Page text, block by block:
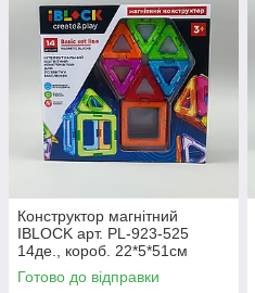
Конструктор магнітний
IBLOCK арт. PL-923-525
14де., короб. 22*5*51см
Готово до відправки